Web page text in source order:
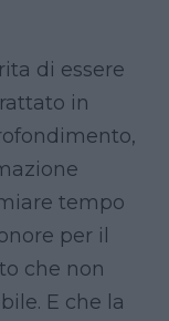
di essere
in
tempo
per il
che non
E che la